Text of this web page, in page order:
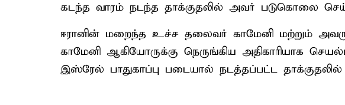
கடந்த வாரம் நடந்த தாக்குதலில் அவர் படுகொலை
ஈரானின் மறைந்த உச்ச தலைவர் காமேனி மற்றும்
காமேனி ஆகியோருக்கு நெருங்கிய அதிகாரியாக
இஸ்ரேல் பாதுகாப்பு படையால் நடத்தப்பட்ட